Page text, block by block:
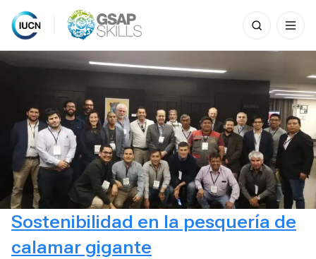
Skip
Search
for:
Sostenibilidad en la pesquería de
calamar gigante